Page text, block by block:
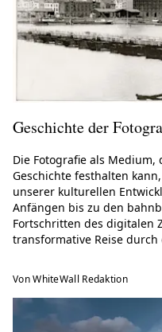
Geschichte der
Die Fotografie als
Geschichte festhalten
unserer kulturellen
Anfängen bis zu den
Fortschritten des digitalen
transformative Reise
Von WhiteWall Redaktion